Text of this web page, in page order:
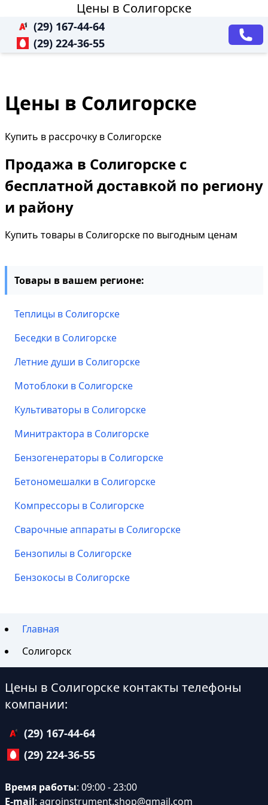
Цены в Солигорске
(29) 167-44-64
(29) 224-36-55
Цены в Солигорске
Купить в рассрочку в Солигорске
Продажа в Солигорске с
бесплатной доставкой по региону
и району
Купить товары в Солигорске по выгодным ценам
Товары в вашем регионе:
Теплицы в Солигорске
Беседки в Солигорске
Летние души в Солигорске
Мотоблоки в Солигорске
Культиваторы в Солигорске
Минитрактора в Солигорске
Бензогенераторы в Солигорске
Бетономешалки в Солигорске
Компрессоры в Солигорске
Сварочные аппараты в Солигорске
Бензопилы в Солигорске
Бензокосы в Солигорске
Главная
Солигорск
Цены в Солигорске контакты телефоны
компании:
(29) 167-44-64
(29) 224-36-55
Время работы: 09:00 - 23:00
E-mail: agroinstrument.shop@gmail.com